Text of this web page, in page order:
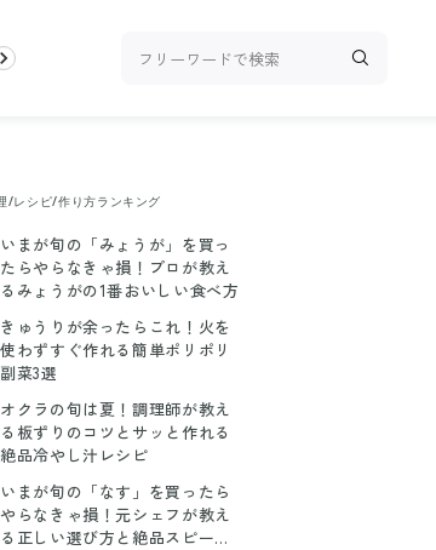
スーパー 料理レシピ 話題
/レシピ/作り方ランキング
いまが旬の「みょうが」を買っ
たらやらなきゃ損！プロが教え
るみょうがの1番おいしい食べ方
きゅうりが余ったらこれ！火を
使わずすぐ作れる簡単ポリポリ
副菜3選
オクラの旬は夏！調理師が教え
る板ずりのコツとサッと作れる
絶品冷やし汁レシピ
いまが旬の「なす」を買ったら
やらなきゃ損！元シェフが教え
る正しい選び方と絶品スピード